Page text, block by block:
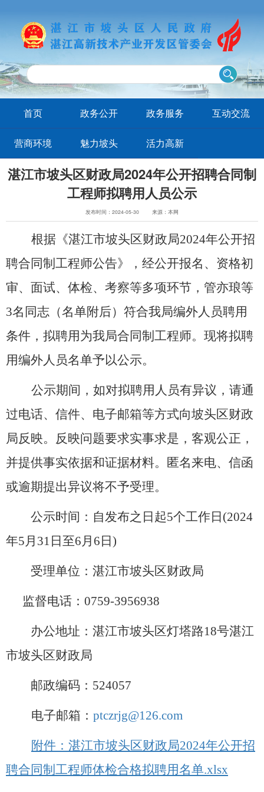
首页 政务公开 政务服务 互动交流
营商环境 魅力坡头 活力高新
湛江市坡头区财政局2024年公开招聘合同制
工程师拟聘用人员公示
发布时间：2024-05-30 来源：本网
根据 《湛江市坡头区财政局2024年公开招
聘合同制工程师公告》 ， 经公开报名 、资格初
审、面试、体检、考察等多项环节，管亦琅等
3名同志（名单附后）符合我局编外人员聘用
条件，拟聘用为我局合同制工程师。现将拟聘
用编外人员名单予以公示。
公示期间，如对拟聘用人员有异议，请通
过电话、信件、 电子邮箱等方式向坡头区财政
局反映。反映问题要求实事求是，客观公正，
并提供事实依据和证据材料。匿名来电、信函
或逾期提出异议将不予受理。
公示时间：自发布之日起5个工作日 (2024
年5月 31 日至6月6 日 )
受理单位：湛江市坡头区财政局
监督电话： 0759-3956938
办公地址：湛江市坡头区灯塔路18号湛江
市坡头区财政局
邮政编码： 524057
电子邮箱 ： ptczrjg@126.com
附件：湛江市坡头区财政局2024年公开招
聘合同制工程师体检合格拟聘用名单.xlsx